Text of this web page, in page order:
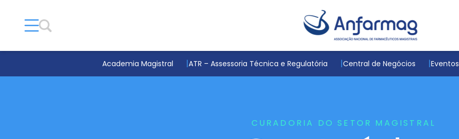
Academia Magistral ATR – Assessoria Técnica e Regulatória Central de Negócios Eventos
CURADORIA DO SETOR MAGISTRAL